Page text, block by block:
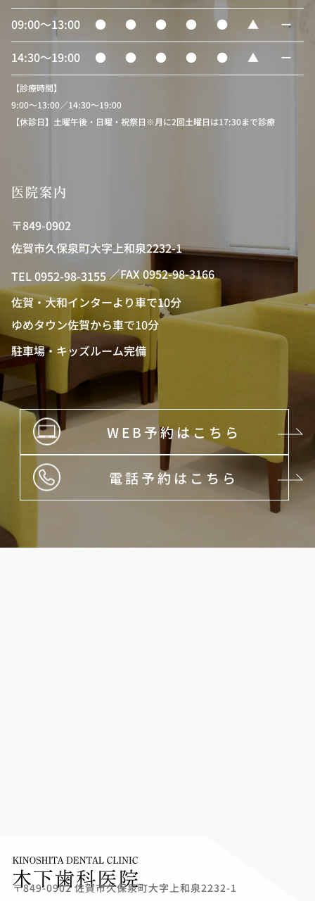
09:00〜13:00
● ● ● ● ● ▲
ー
14:30〜19:00
● ● ● ● ● ▲ ー
【診療時間】
9:00〜13:00／14:30〜19:00
【休診日】土曜午後・日曜・祝祭日※月に2回土曜日は17:30まで診療
医院案内
〒849-0902
佐賀市久保泉町大字上和泉2232-1
TEL 0952-98-3155／FAX 0952-98-3166
佐賀・大和インターより車で10分
ゆめタウン佐賀から車で10分
駐車場・キッズルーム完備
WEB予約はこちら
電話予約はこちら
〒849-0902 佐賀市久保泉町大字上和泉2232-1